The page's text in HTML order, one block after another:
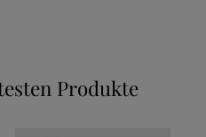
Produkte